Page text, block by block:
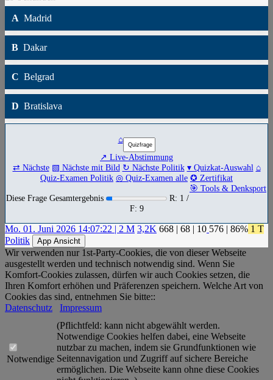
A Madrid
B Dakar
C Belgrad
D Bratislava
⌂
↗ Live-Abstimmung
⇄ Nächste ▧ Nächste mit Bild ↻ Nächste Politik ▾ Quizkat-Auswahl ⌂
Quiz-Examen Politik ◎ Quiz-Examen alle ✪ Zertifikat
🎯 Tools & Denksport
Diese Frage Gesamtergebnis
R: 1 /
F: 9
Mo. 01. Juni 2026 14:07:22 | 2 M 3,2K 668 | 68 | 10 576 | 86% 1 T
Politik
App Ansicht
Wir verwenden nur 1st-Party-Cookies, die von dieser Webseite
ausgestellt werden und technisch notwendig sind. Wenn Sie
Komfort-Cookies zulassen, dürfen wir auch Cookies setzen, die
Ihren Komfort erhöhen und Präferenzen speichern. Welche Art von
Cookies das sind, entnehmen Sie bitte::
Datenschutz
Impressum
Notwendige
(Pflichtfeld: kann nicht abgewählt werden.
Notwendige Cookies helfen dabei, eine Webseite
nutzbar zu machen, indem sie Grundfunktionen wie
Seitennavigation und Zugriff auf sichere Bereiche
ermöglichen. Die Webseite kann ohne diese Cookies